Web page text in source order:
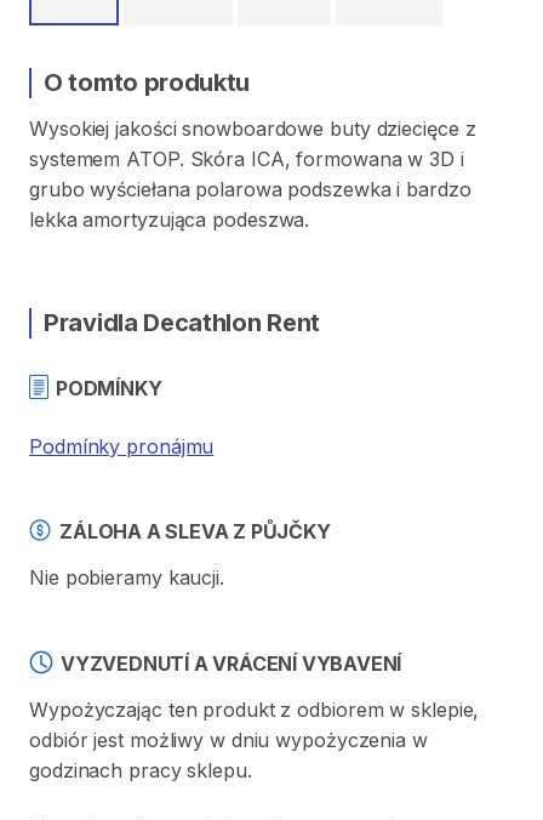
O tomto produktu
Wysokiej jakości snowboardowe buty dziecięce z
systemem ATOP. Skóra ICA​​​,​ formowana w 3D i
grubo wyściełana polarowa podszewka i bardzo
lekka amortyzująca podeszwa.
Pravidla Decathlon Rent
PODMÍNKY
Podmínky pronájmu
ZÁLOHA A SLEVA Z PŮJČKY
Nie pobieramy kaucji.
VYZVEDNUTÍ A VRÁCENÍ VYBAVENÍ
Wypożyczając ten produkt z odbiorem w sklepie,
odbiór jest możliwy w dniu wypożyczenia w
godzinach pracy sklepu.